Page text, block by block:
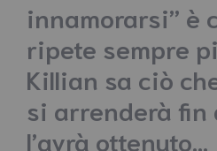
innamorarsi” è
ripete sempre
Killian sa ciò
si arrenderà fin
l’avrà ottenuto…